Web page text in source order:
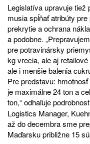
Legislatíva upravuje
musia spĺňať atribúty
prekrytie a ochrana
a podobne.
pre potravinársky
kg vrecia, ale aj
ale i menšie balenia
Pre predstavu:
je maximálne 24 ton a
ton,“ odhaľuje
Logistics Manager,
až do decembra sme
Maďarsku približne 15